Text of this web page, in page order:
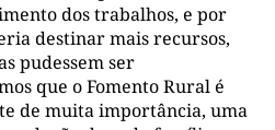
dos trabalhos, e por
destinar mais recursos,
pudessem ser
que o Fomento Rural é
de muita importância, uma